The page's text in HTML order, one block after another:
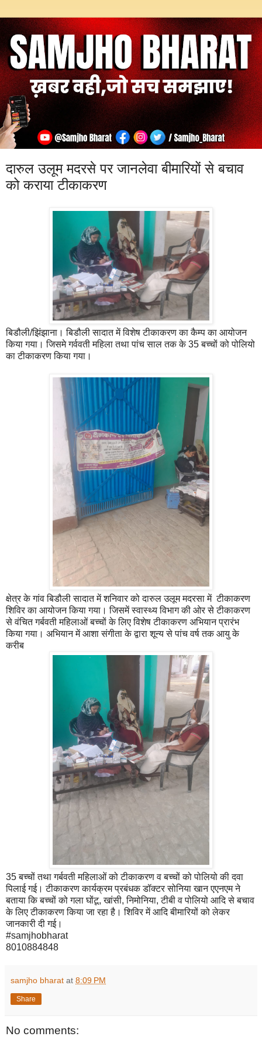
दारुल उलूम मदरसे पर जानलेवा बीमारियों से बचाव
को कराया टीकाकरण
बिडौली/झिंझाना। बिडौली सादात में विशेष टीकाकरण का कैम्प का आयोजन
किया गया। जिसमे गर्ववती महिला तथा पांच साल तक के 35 बच्चों को पोलियो
का टीकाकरण किया गया।
क्षेत्र के गांव बिडौली सादात में शनिवार को दारुल उलूम मदरसा में टीकाकरण
शिविर का आयोजन किया गया। जिसमें स्वास्थ्य विभाग की ओर से टीकाकरण
से वंचित गर्बवती महिलाओं बच्चों के लिए विशेष टीकाकरण अभियान प्रारंभ
किया गया। अभियान में आशा संगीता के द्वारा शून्य से पांच वर्ष तक आयु के
करीब
35 बच्चों तथा गर्बवती महिलाओं को टीकाकरण व बच्चों को पोलियो की दवा
पिलाई गई। टीकाकरण कार्यक्रम प्रबंधक डॉक्टर सोनिया खान एएनएम ने
बताया कि बच्चों को गला घोंटू, खांसी, निमोनिया, टीबी व पोलियो आदि से बचाव
के लिए टीकाकरण किया जा रहा है। शिविर में आदि बीमारियों को लेकर
जानकारी दी गई।
#samjhobharat
8010884848
samjho bharat at 8:09 PM
Share
No comments: